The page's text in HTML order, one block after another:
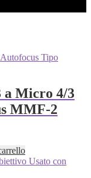
a Micro 4/3
MMF-2